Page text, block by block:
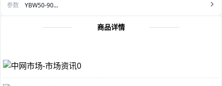
参数
YBW50-90...
商品详情